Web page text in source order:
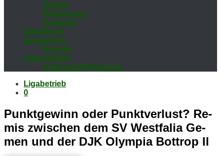
Da­men
Nach­wuchs
Se­nio­ren
Gäs­te­buch
Im­pres­sum
Kon­takt
Da­ten­schutz
Da­ten­zu­griffs­an­fra­ge
Ligabetrieb
0
Punkt­ge­winn oder Punkt­ver­lust? Re­
mis zwi­schen dem SV West­fa­lia Ge­
men und der DJK Olym­pia Bot­trop II